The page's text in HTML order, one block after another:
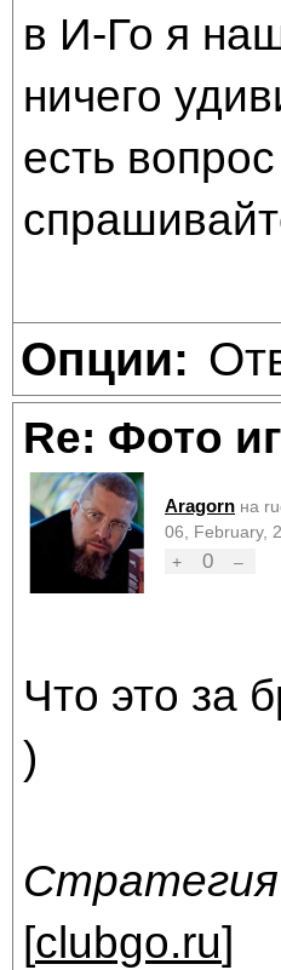
в И-Го я
ничего
есть
Опции:
Re: Фото
Aragorn на
06, February,
+
0 –
Что это за
)
[clubgo.ru]